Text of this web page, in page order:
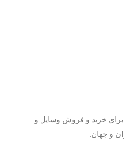
برای خرید و فروش وسایل و
و جهان.